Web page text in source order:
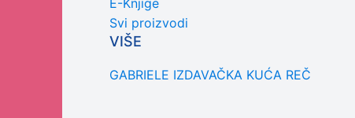
E-Knjige
Svi proizvodi
VIŠE
GABRIELE IZDAVAČKA KUĆA REČ